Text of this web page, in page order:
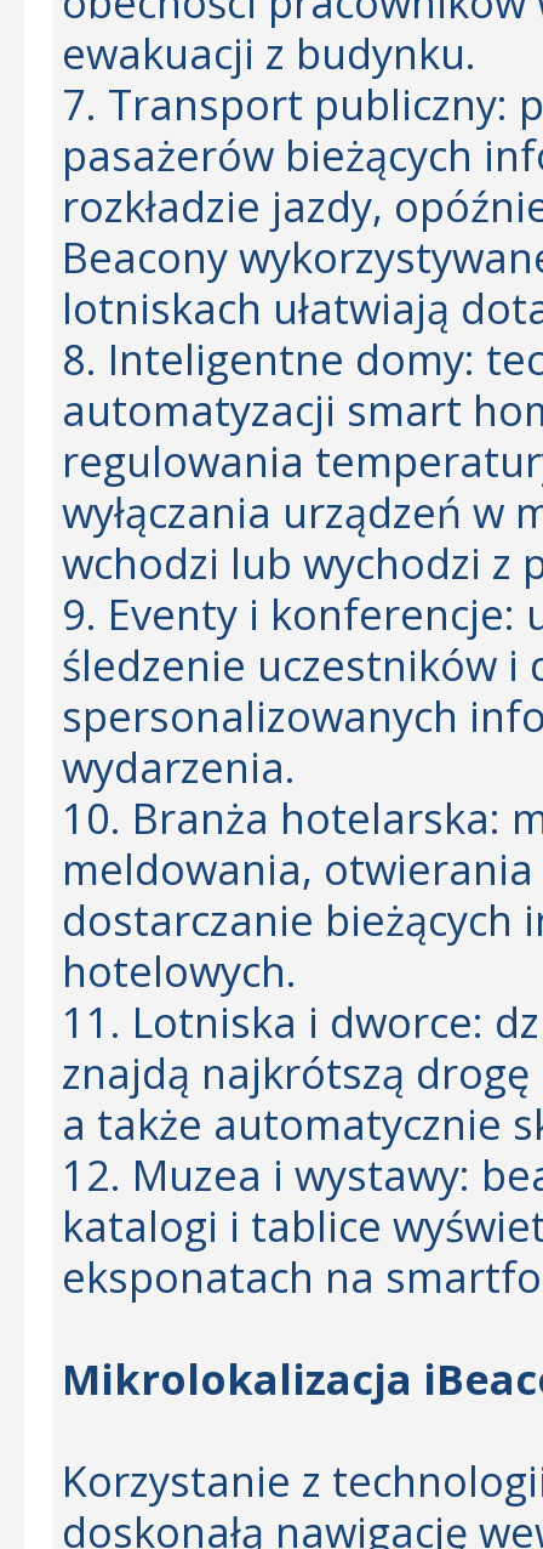
ewakuacji z budynku.
7. Transport publiczny:
pasażerów bieżących
rozkładzie jazdy,
Beacony
lotniskach ułatwiają
8. Inteligentne domy:
automatyzacji smart
regulowania
wyłączania urządzeń w
wchodzi lub wychodzi z
9. Eventy i konferencje:
śledzenie uczestników i
spersonalizowanych
wydarzenia.
10. Branża hotelarska:
meldowania,
dostarczanie bieżących
hotelowych.
11. Lotniska i dworce:
znajdą najkrótszą
a także automatycznie
12. Muzea i wystawy:
katalogi i tablice
eksponatach na
Mikrolokalizacja
Korzystanie z
doskonałą nawigację